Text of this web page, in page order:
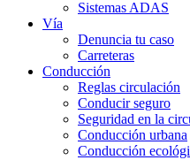
Sistemas ADAS
Vía
Denuncia tu caso
Carreteras
Conducción
Reglas circulación
Conducir seguro
Seguridad en la
Conducción urbana
Conducción